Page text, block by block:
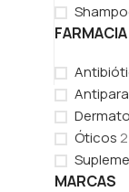
FARMACIA
Óticos 2
MARCAS